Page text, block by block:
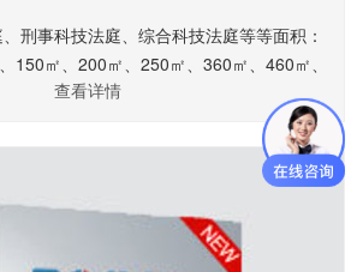
刑事科技法庭、综合科技法庭等等面积：
150㎡、200㎡、250㎡、360㎡、460㎡、
560㎡、660㎡.........
查看详情